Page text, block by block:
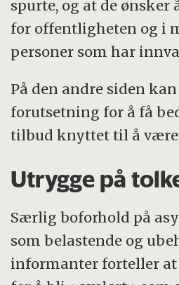
spurte, og at de
for offentligheten og i
personer som har
På den andre siden
forutsetning for å få
tilbud knyttet til å være
Utrygge på
Særlig boforhold på
som belastende og
informanter forteller